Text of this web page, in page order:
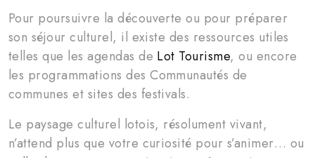
Pour poursuivre la découverte ou pour préparer
son séjour culturel, il existe des ressources utiles
telles que les agendas de Lot Tourisme, ou encore
les programmations des Communautés de
communes et sites des festivals.
Le paysage culturel lotois, résolument vivant,
n’attend plus que votre curiosité pour s’animer… ou